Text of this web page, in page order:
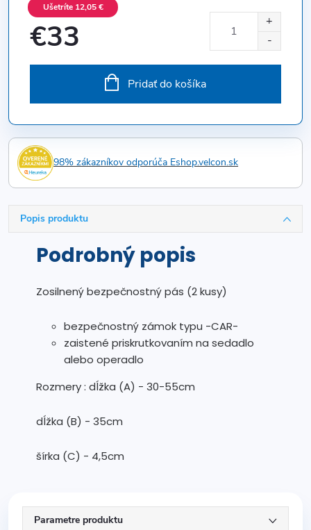
Ušetríte 12,05 €
€33
Pridať do košíka
98% zákazníkov odporúča Eshop.velcon.sk
Popis produktu
Podrobný popis
Zosilnený bezpečnostný pás (2 kusy)
bezpečnostný zámok typu -CAR-
zaistené priskrutkovaním na sedadlo
alebo operadlo
Rozmery : dĺžka (A) - 30-55cm
dĺžka (B) - 35cm
šírka (C) - 4,5cm
Parametre produktu